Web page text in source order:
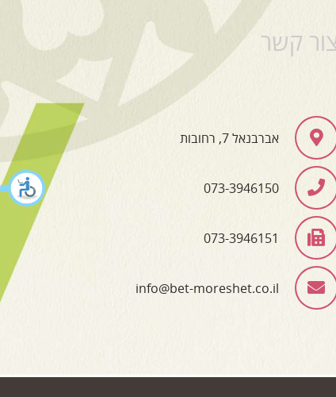
קשר
אברבנאל 7, רחובות
073-3946150
073-3946151
info@bet-moreshet.co.il